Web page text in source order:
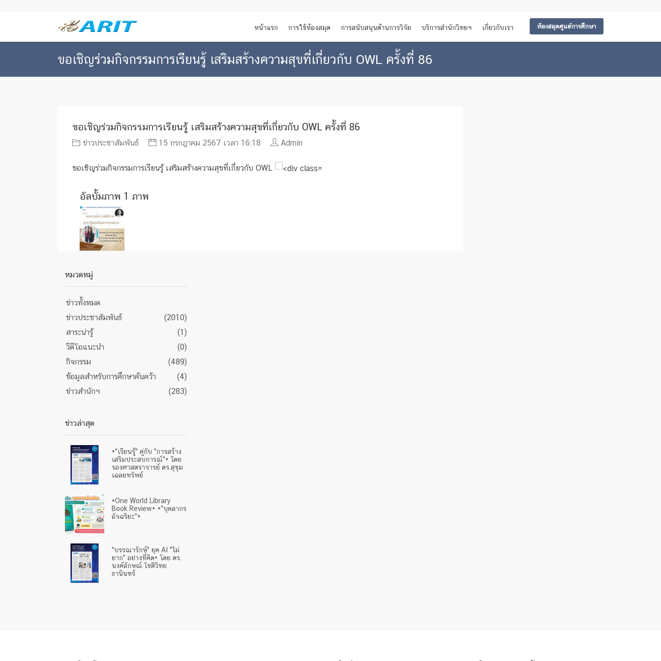
ห้องสมุดศูนย์การศึกษา
หน้าแรก การใช้ห้องสมุด การสนับสนุนด้านการวิจัย บริการสำนักวิทยฯ เกี่ยวกับเรา
ขอเชิญร่วมกิจกรรมการเรียนรู้ เสริมสร้างความสุขที่เกี่ยวกับ OWL ครั้งที่ 86
ขอเชิญร่วมกิจกรรมการเรียนรู้ เสริมสร้างความสุขที่เกี่ยวกับ OWL ครั้งที่ 86
ข่าวประชาสัมพันธ์ 15 กรกฎาคม 2567 เวลา 16:18 Admin
ขอเชิญร่วมกิจกรรมการเรียนรู้ เสริมสร้างความสุขที่เกี่ยวกับ OWL
อัลบั้มภาพ 1 ภาพ
หมวดหมู่
ข่าวทั้งหมด
ข่าวประชาสัมพันธ์
(2010)
สาระน่ารู้
(1)
วีดีโอแนะนำ
(0)
กิจกรรม
(489)
ข้อมูลสำหรับการศึกษาค้นคว้า
(4)
ข่าวสำนักฯ
(283)
ข่าวล่าสุด
*"เรียนรู้" คู่กับ "การสร้าง
เสริมประสบการณ์"* โดย
รองศาสตราจารย์ ดร.สุขุม
เฉลยทรัพย์
*One World Library
Book Review* *"บุคลากร
อัจฉริยะ"*
"บรรณารักษ์" ยุค AI "ไม่
ยาก" อย่างที่คิด* โดย ดร.
นงค์ลักษณ์ โชติวิทย
ธานินทร์